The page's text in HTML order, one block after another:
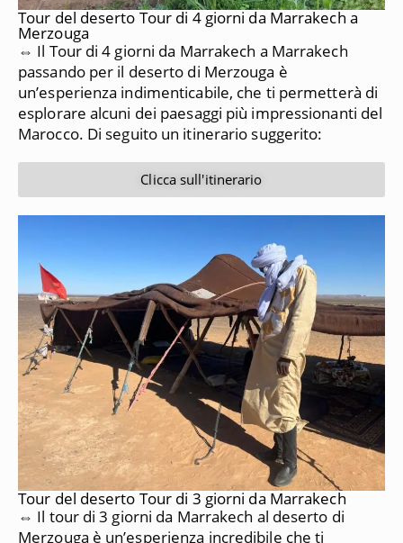
Tour del deserto Tour di 4 giorni da Marrakech a
Merzouga
⇔ Il Tour di 4 giorni da Marrakech a Marrakech
passando per il deserto di Merzouga è
un’esperienza indimenticabile, che ti permetterà di
esplorare alcuni dei paesaggi più impressionanti del
Marocco. Di seguito un itinerario suggerito:
Clicca sull'itinerario
Tour del deserto Tour di 3 giorni da Marrakech
⇔ Il tour di 3 giorni da Marrakech al deserto di
Merzouga è un’esperienza incredibile che ti